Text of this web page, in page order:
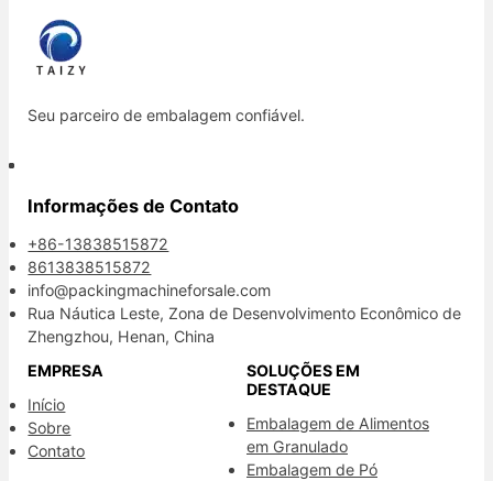
Seu parceiro de embalagem confiável.
Informações de Contato
+86-13838515872
8613838515872
info@packingmachineforsale.com
Rua Náutica Leste, Zona de Desenvolvimento Econômico de
Zhengzhou, Henan, China
EMPRESA
Início
Sobre
Contato
SOLUÇÕES EM
DESTAQUE
Embalagem de Alimentos
em Granulado
Embalagem de Pó